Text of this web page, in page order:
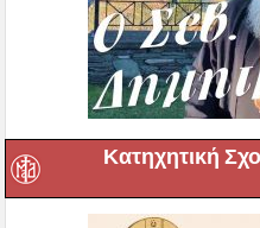
Κατηχητική